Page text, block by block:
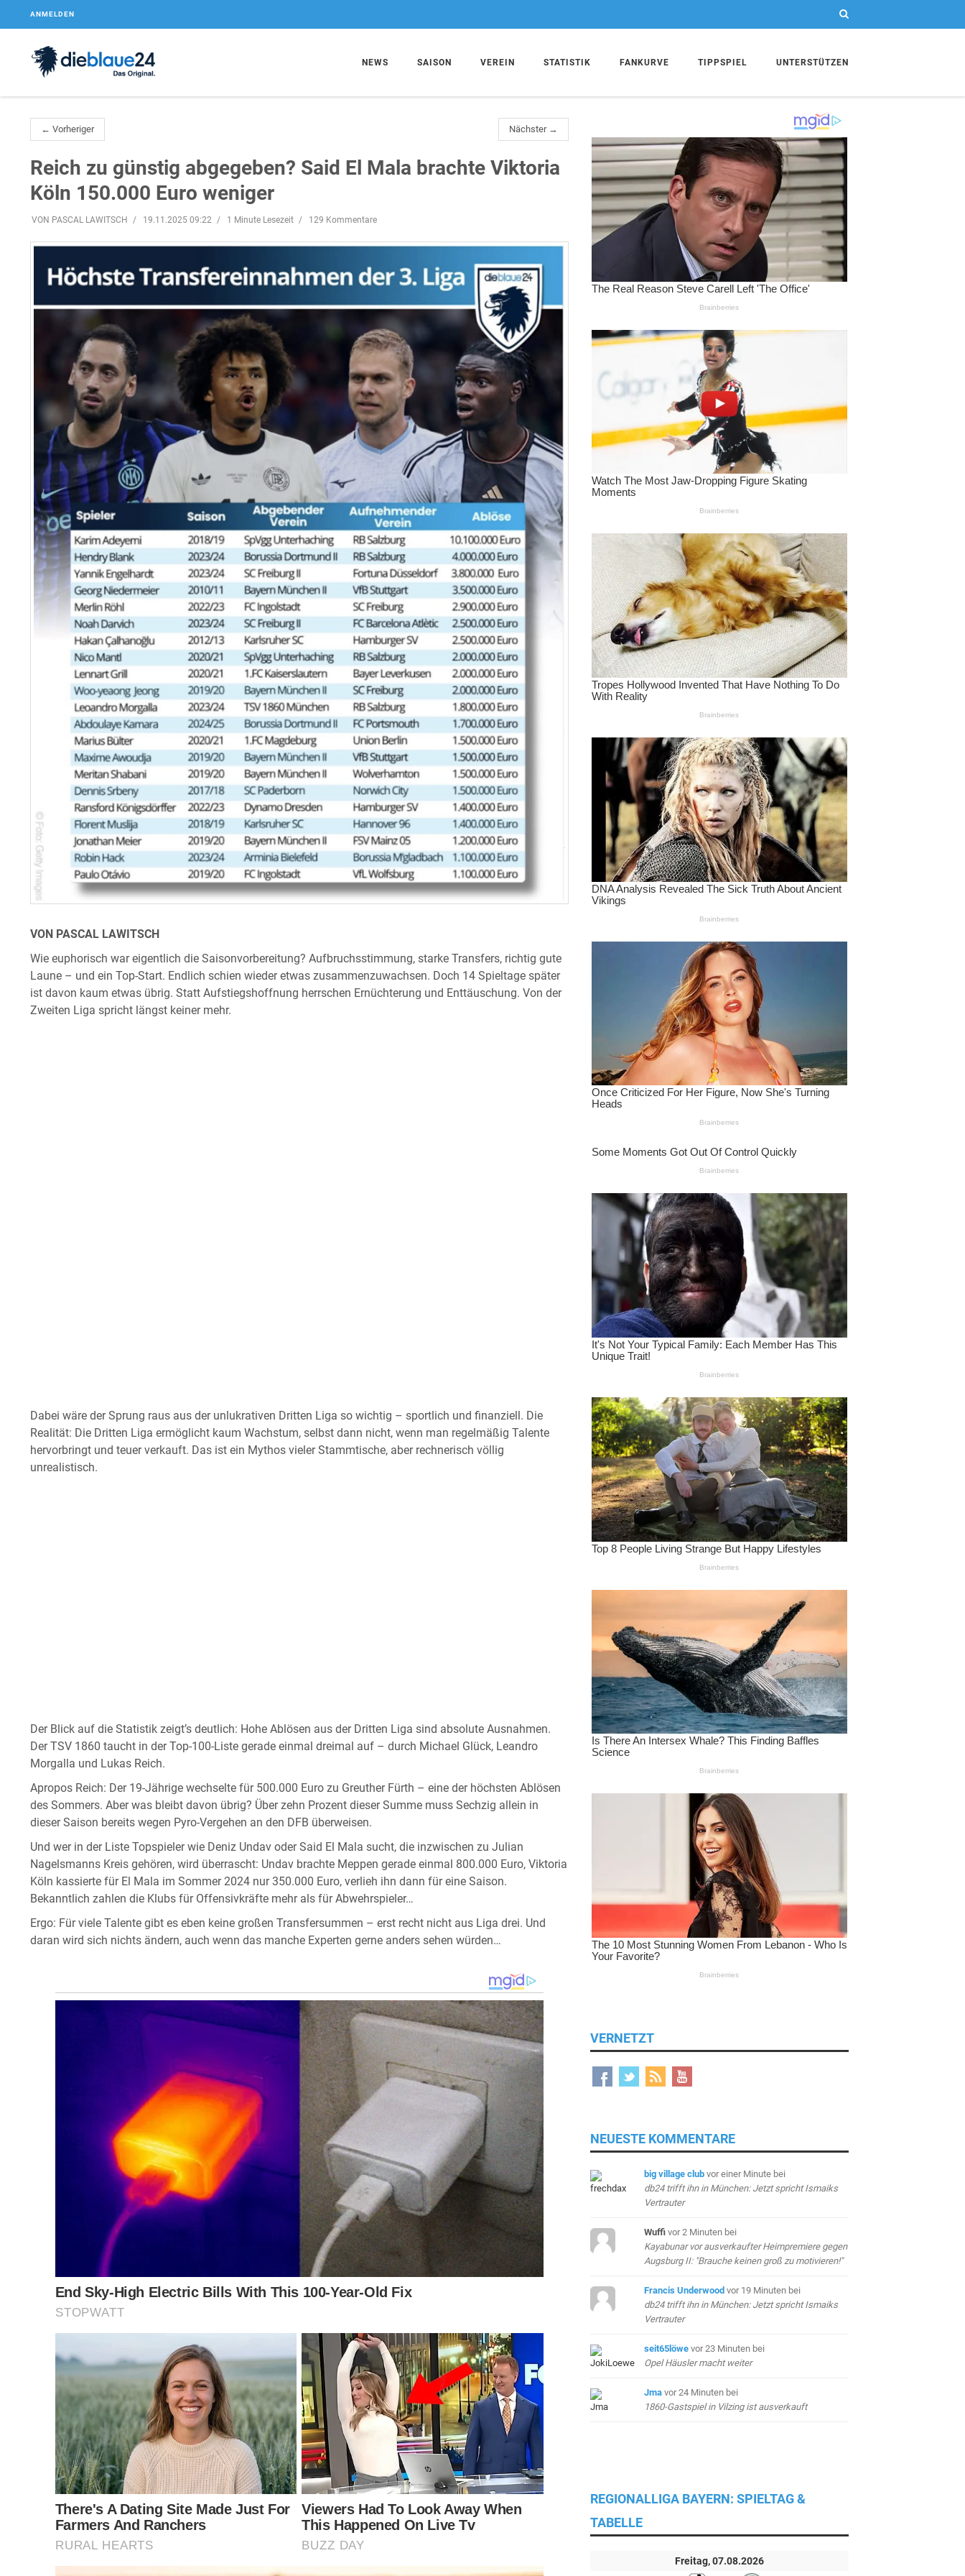
ANMELDEN
NEWS SAISON VEREIN STATISTIK FANKURVE TIPPSPIEL UNTERSTÜTZEN
← Vorheriger Nächster →
Reich zu günstig abgegeben? Said El Mala brachte Viktoria
Köln 150.000 Euro weniger
VON PASCAL LAWITSCH 19.11.2025 09:22 1 Minute Lesezeit 129 Kommentare
VON PASCAL LAWITSCH
Wie euphorisch war eigentlich die Saisonvorbereitung? Aufbruchsstimmung, starke Transfers, richtig gute
Laune – und ein Top-Start. Endlich schien wieder etwas zusammenzuwachsen. Doch 14 Spieltage später
ist davon kaum etwas übrig. Statt Aufstiegshoffnung herrschen Ernüchterung und Enttäuschung. Von der
Zweiten Liga spricht längst keiner mehr.
Dabei wäre der Sprung raus aus der unlukrativen Dritten Liga so wichtig – sportlich und finanziell. Die
Realität: Die Dritten Liga ermöglicht kaum Wachstum, selbst dann nicht, wenn man regelmäßig Talente
hervorbringt und teuer verkauft. Das ist ein Mythos vieler Stammtische, aber rechnerisch völlig
unrealistisch.
Der Blick auf die Statistik zeigt’s deutlich: Hohe Ablösen aus der Dritten Liga sind absolute Ausnahmen.
Der TSV 1860 taucht in der Top-100-Liste gerade einmal dreimal auf – durch Michael Glück, Leandro
Morgalla und Lukas Reich.
Apropos Reich: Der 19-Jährige wechselte für 500.000 Euro zu Greuther Fürth – eine der höchsten Ablösen
des Sommers. Aber was bleibt davon übrig? Über zehn Prozent dieser Summe muss Sechzig allein in
dieser Saison bereits wegen Pyro-Vergehen an den DFB überweisen.
Und wer in der Liste Topspieler wie Deniz Undav oder Said El Mala sucht, die inzwischen zu Julian
Nagelsmanns Kreis gehören, wird überrascht: Undav brachte Meppen gerade einmal 800.000 Euro, Viktoria
Köln kassierte für El Mala im Sommer 2024 nur 350.000 Euro, verlieh ihn dann für eine Saison.
Bekanntlich zahlen die Klubs für Offensivkräfte mehr als für Abwehrspieler…
Ergo: Für viele Talente gibt es eben keine großen Transfersummen – erst recht nicht aus Liga drei. Und
daran wird sich nichts ändern, auch wenn das manche Experten gerne anders sehen würden…
VERNETZT
NEUESTE KOMMENTARE
big village club vor einer Minutebei
db24 trifft ihn in München: Jetzt spricht Ismaiks
Vertrauter
Wuffi vor 2 Minuten bei
Kayabunar vor ausverkaufter Heimpremiere gegen
Augsburg II: "Brauche keinen groß zu motivieren!"
Francis Underwood vor 19 Minuten bei
db24 trifft ihn in München: Jetzt spricht Ismaiks
Vertrauter
seit65löwe vor 23 Minuten bei
Opel Häusler macht weiter
Jma vor 24 Minuten bei
1860-Gastspiel in Vilzing ist ausverkauft
REGIONALLIGA BAYERN: SPIELTAG &
TABELLE
Freitag, 07.08.2026